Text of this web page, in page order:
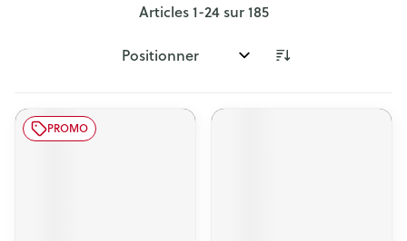
Articles1-24sur185
Trier par:
PROMO